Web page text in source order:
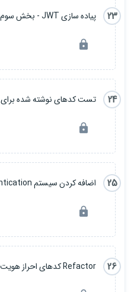
23 پیاده سازی JWT - بخش سوم
24 تست کدهای نوشته شده برای JWT
25 اضافه کردن سیستم Authentication
26 Refactor کدهای احراز هویت